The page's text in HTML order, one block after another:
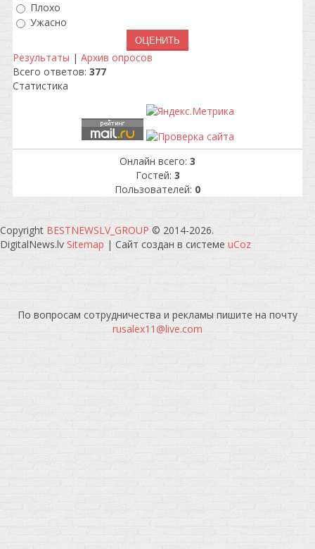
Плохо
Ужасно
Результаты | Архив опросов
Всего ответов: 377
Статистика
Онлайн всего: 3
Гостей: 3
Пользователей: 0
Copyright BESTNEWSLV_GROUP © 2014-2026.
DigitalNews.lv Sitemap | Сайт создан в системе uCoz
По вопросам сотрудничества и рекламы пишите на почту
rusalex11@live.com